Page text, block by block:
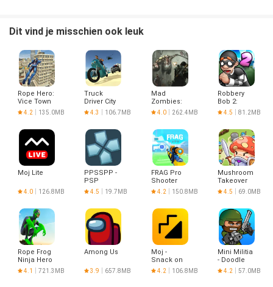
Dit vind je misschien ook leuk
Rope Hero:
Vice Town
4.2 135.0MB
Truck
Driver City
Crush
4.3 106.7MB
Mad
Zombies:
Offline
Games
4.0 262.4MB
Robbery
Bob 2:
Double
Trouble
4.5 81.2MB
Moj Lite
4.0 126.8MB
PPSSPP -
PSP
emulator
4.5 19.7MB
FRAG Pro
Shooter
4.2 150.8MB
Mushroom
Takeover
4.5 69.0MB
Rope Frog
Ninja Hero
Car Vegas
4.1 721.3MB
Among Us
3.9 657.8MB
Moj -
Snack on
Indian
Short
4.2 106.8MB
Mini Militia
- Doodle
Army 2
4.2 57.0MB